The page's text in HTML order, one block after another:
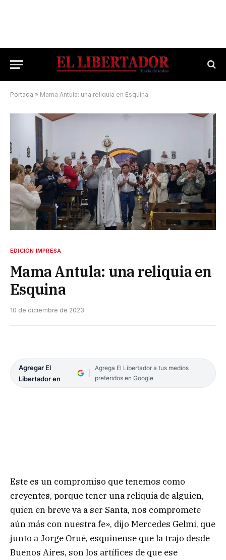
Portada » Mama Antula: una reliquia en Esquina
EDICIÓN IMPRESA
Mama Antula: una reliquia en
Esquina
10 de diciembre de 2023
Agregar El
Libertador en
Agrega El Libertador a tus medios
preferidos en Google
Este es un compromiso que tenemos como
creyentes, porque tener una reliquia de alguien,
quien en breve va a ser Santa, nos compromete
aún más con nuestra fe», dijo Mercedes Gelmi, que
junto a Jorge Orué, esquinense que la trajo desde
Buenos Aires, son los artífices de que ese